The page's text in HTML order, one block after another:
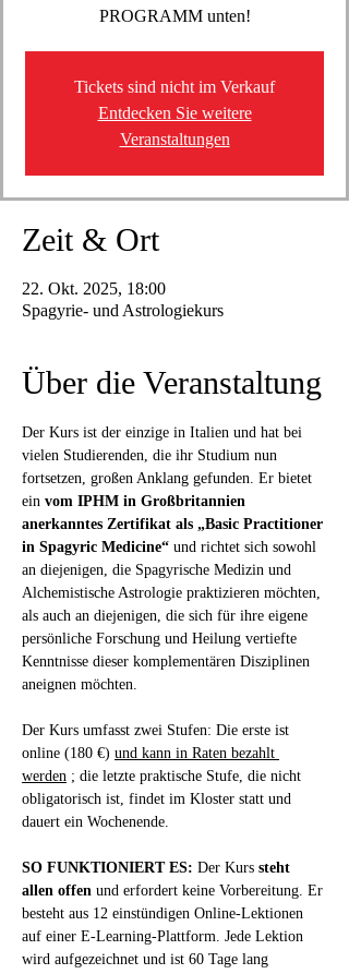
PROGRAMM unten!
Tickets sind nicht im Verkauf
Entdecken Sie weitere
Veranstaltungen
Zeit & Ort
22. Okt. 2025, 18:00
Spagyrie- und Astrologiekurs
Über die Veranstaltung
Der Kurs ist der einzige in Italien und hat bei
vielen Studierenden, die ihr Studium nun
fortsetzen, großen Anklang gefunden. Er bietet
ein vom IPHM in Großbritannien
anerkanntes Zertifikat als „Basic Practitioner
in Spagyric Medicine“ und richtet sich sowohl
an diejenigen, die Spagyrische Medizin und
Alchemistische Astrologie praktizieren möchten,
als auch an diejenigen, die sich für ihre eigene
persönliche Forschung und Heilung vertiefte
Kenntnisse dieser komplementären Disziplinen
aneignen möchten.
Der Kurs umfasst zwei Stufen: Die erste ist
online (180 €) und kann in Raten bezahlt
werden ; die letzte praktische Stufe, die nicht
obligatorisch ist, findet im Kloster statt und
dauert ein Wochenende.
SO FUNKTIONIERT ES: Der Kurs steht
allen offen und erfordert keine Vorbereitung. Er
besteht aus 12 einstündigen Online-Lektionen
auf einer E-Learning-Plattform. Jede Lektion
wird aufgezeichnet und ist 60 Tage lang